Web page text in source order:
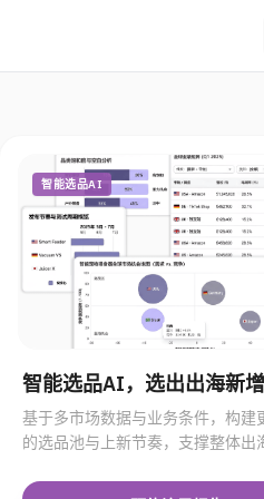
智能选品AI
智能选品AI，选出出海新
基于多市场数据与业务条件，构建
的选品池与上新节奏，支撑整体出